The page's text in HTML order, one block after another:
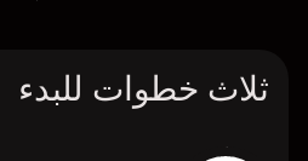
ثلاث خطوات للبدء